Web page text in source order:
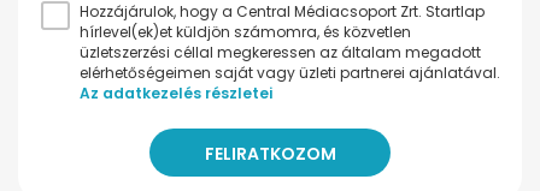
Hozzájárulok, hogy a Central Médiacsoport Zrt. Startlap
hírlevel(ek)et küldjön számomra, és közvetlen
üzletszerzési céllal megkeressen az általam megadott
elérhetőségeimen saját vagy üzleti partnerei ajánlatával.
Az adatkezelés részletei